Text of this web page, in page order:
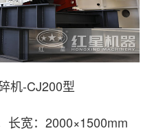
机-CJ200型
长宽：2000×1500mm